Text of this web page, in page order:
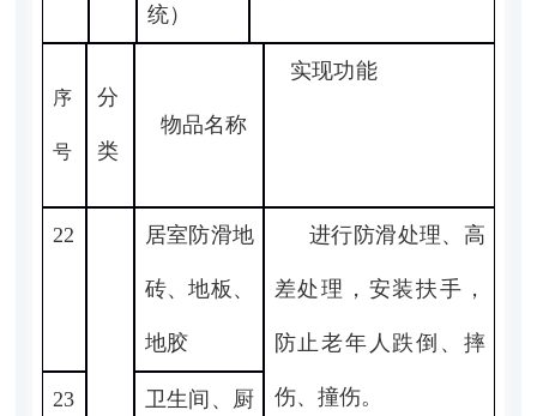
统）
序
号
分
类
物品名称
实现功能
22 居室防滑地
砖、地板、
地胶
进行防滑处理、高
差处理，安装扶手，
防止老年人跌倒、摔
伤、撞伤。
23 卫生间、厨